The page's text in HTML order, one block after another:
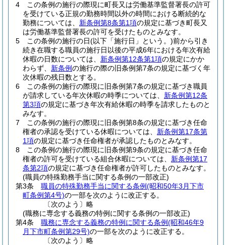
4
この条例の施行の際現に町長又は労働基準監督署長の許可
を受けている正規の勤務時間以外の時間における断続的な
勤務については、 新条例第8条第1項の規定に基づき町長又
は労働基準監督署長の許可を受けたものとみなす。
5
この条例の施行の日(以下「施行日」という。)前から引き
続き在職する職員の施行日以後の平成6年における年次有給
休暇の日数については、 新条例第12条第1項の規定にかか
わらず、 新条例の施行の際の旧条例第7条の規定に基づく年
次休暇の残日数とする。
6
この条例の施行の際現に旧条例第7条の規定に基づき職員
が請求している年次休暇の時季については、 新条例第12条
第3項の規定に基づき年次有給休暇の時季を請求したものと
みなす。
7
この条例の施行の際現に旧条例第8条の規定に基づき任命
権者の承認を受けている休暇については、 新条例第17条第
1項の規定に基づき任命権者が承認したものとみなす。
8
この条例の施行の際現に旧条例第9条の規定に基づき任命
権者の許可を受けている組合休暇については、 新条例第17
条第2項の規定に基づき任命権者が許可したものとみなす。
(職員の特殊勤務手当に関する条例の一部改正)
第3条
職員の特殊勤務手当に関する条例(昭和50年3月下市
町条例第4号)の一部を次のように改正する。
〔次のよう〕略
(職務に専念する義務の特例に関する条例の一部改正)
第4条
職務に専念する義務の特例に関する条例(昭和46年9
月下市町条例第29号)の一部を次のように改正する。
〔次のよう〕略